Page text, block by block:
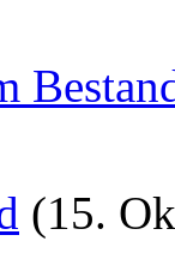
(15.